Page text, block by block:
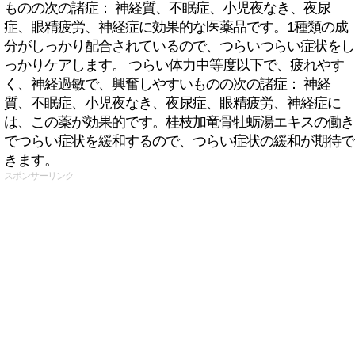
ものの次の諸症： 神経質、不眠症、小児夜なき、夜尿
症、眼精疲労、神経症に効果的な医薬品です。1種類の成
分がしっかり配合されているので、つらいつらい症状をし
っかりケアします。 つらい体力中等度以下で、疲れやす
く、神経過敏で、興奮しやすいものの次の諸症： 神経
質、不眠症、小児夜なき、夜尿症、眼精疲労、神経症に
は、この薬が効果的です。桂枝加竜骨牡蛎湯エキスの働き
でつらい症状を緩和するので、つらい症状の緩和が期待で
きます。
スポンサーリンク